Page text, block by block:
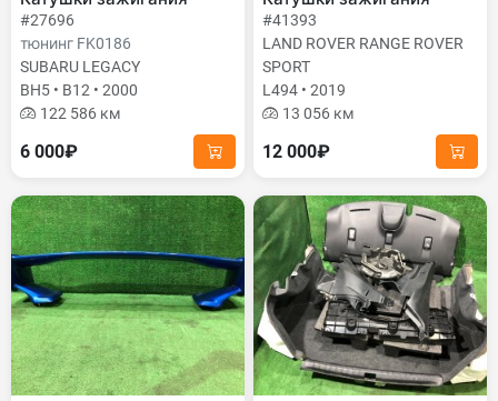
#27696
тюнинг FK0186
SUBARU LEGACY
BH5 • B12 • 2000
122 586 км
6 000₽
#41393
LAND ROVER RANGE ROVER
SPORT
L494 • 2019
13 056 км
12 000₽